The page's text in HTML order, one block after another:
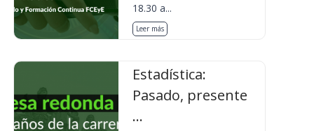
18.30 a...
Leer más
Estadística:
Pasado, presente
...